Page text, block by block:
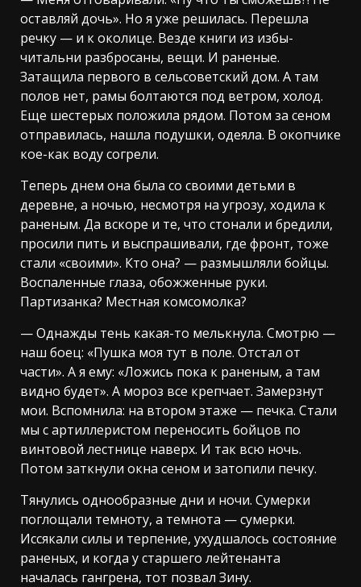
оставляй дочь». Но я уже решилась. Перешла
речку — и к околице. Везде книги из избы-
читальни разбросаны, вещи. И раненые.
Затащила первого в сельсоветский дом. А там
полов нет, рамы болтаются под ветром, холод.
Еще шестерых положила рядом. Потом за сеном
отправилась, нашла подушки, одеяла. В окопчике
кое-как воду согрели.
Теперь днем она была со своими детьми в
деревне, а ночью, несмотря на угрозу, ходила к
раненым. Да вскоре и те, что стонали и бредили,
просили пить и выспрашивали, где фронт, тоже
стали «своими». Кто она? — размышляли бойцы.
Воспаленные глаза, обожженные руки.
Партизанка? Местная комсомолка?
— Однажды тень какая-то мелькнула. Смотрю —
наш боец: «Пушка моя тут в поле. Отстал от
части». А я ему: «Ложись пока к раненым, а там
видно будет». А мороз все крепчает. Замерзнут
мои. Вспомнила: на втором этаже — печка. Стали
мы с артиллеристом переносить бойцов по
винтовой лестнице наверх. И так всю ночь.
Потом заткнули окна сеном и затопили печку.
Тянулись однообразные дни и ночи. Сумерки
поглощали темноту, а темнота — сумерки.
Иссякали силы и терпение, ухудшалось состояние
раненых, и когда у старшего лейтенанта
началась гангрена, тот позвал Зину.